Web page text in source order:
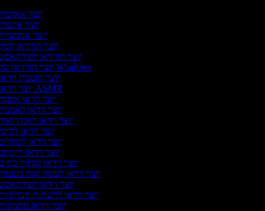
יוצר
יוצר
יוצר
יוצר הווידאו
יוצר הווידאו
יוצר הווידאו של Windows
יוצר הזמנות
יוצר וידאו ASMR
יוצר וידאו
יוצר וידאו
יוצר וידאו
יוצר וידאו
יוצר וידאו
יוצר וידאו
יוצר וידאו לסיורי
יוצר וידאו לעשה זאת
יוצר וידאו
יוצר וידאו לרשתות
יוצר וידאו